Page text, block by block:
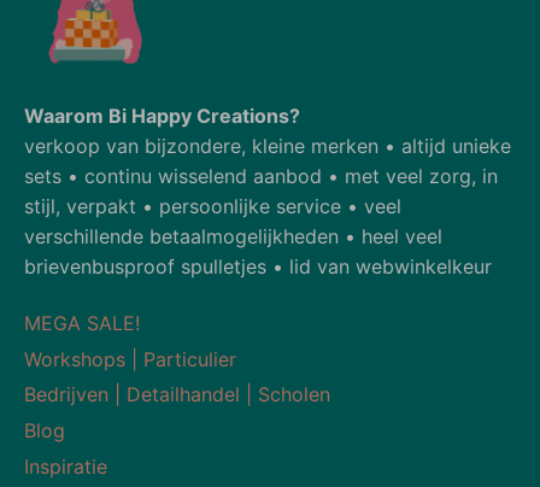
Waarom Bi Happy Creations?
verkoop van bijzondere, kleine merken • altijd unieke
sets • continu wisselend aanbod • met veel zorg, in
stijl, verpakt • persoonlijke service • veel
verschillende betaalmogelijkheden • heel veel
brievenbusproof spulletjes • lid van webwinkelkeur
MEGA SALE!
Workshops | Particulier
Bedrijven | Detailhandel | Scholen
Blog
Inspiratie